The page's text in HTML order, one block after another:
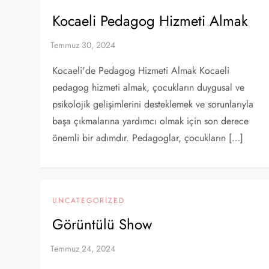
Kocaeli Pedagog Hizmeti Almak
Kocaeli'de Pedagog Hizmeti Almak Kocaeli
pedagog hizmeti almak, çocukların duygusal ve
psikolojik gelişimlerini desteklemek ve sorunlarıyla
başa çıkmalarına yardımcı olmak için son derece
önemli bir adımdır. Pedagoglar, çocukların […]
UNCATEGORIZED
Görüntülü Show